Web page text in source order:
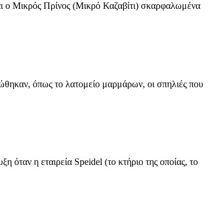
ο Μικρός Πρίνος (Μικρό Καζαβίτι) σκαρφαλωμένα
όπως το λατομείο μαρμάρων, οι σπηλιές που
η εταιρεία Speidel (το κτήριο της οποίας, το